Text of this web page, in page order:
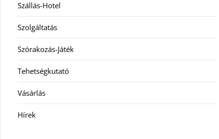
Szállás-Hotel
Szolgáltatás
Szórakozás-Játék
Tehetségkutató
Vásárlás
Hírek